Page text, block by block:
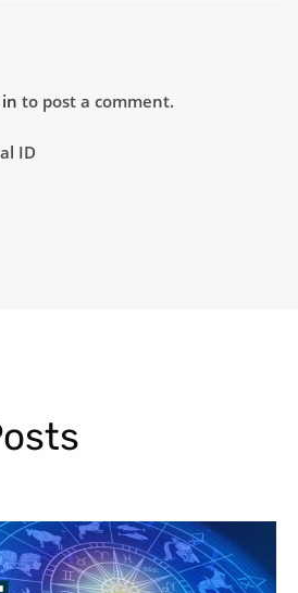
to post a comment.
ID